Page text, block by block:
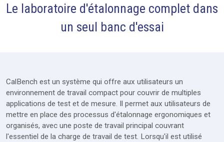
Packages
Mobilier
Ateliers complets
Services
Demande de prix
Le laboratoire d'étalonnage complet dans
un seul banc d'essai
CalBench est un système qui offre aux utilisateurs un
environnement de travail compact pour couvrir de multiples
applications de test et de mesure. Il permet aux utilisateurs de
mettre en place des processus d'étalonnage ergonomiques et
organisés, avec une poste de travail principal couvrant
l'essentiel de la charge de travail de test. Lorsqu'il est utilisé